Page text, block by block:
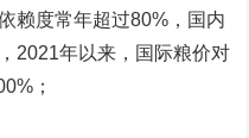
度常年超过80%，国内
2021年以来，国际粮价对
；